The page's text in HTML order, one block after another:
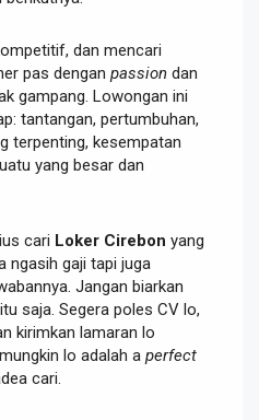
dan mencari
pas dengan passion dan
gampang. Lowongan ini
tantangan, pertumbuhan,
terpenting, kesempatan
yang besar dan
cari Loker Cirebon yang
ngasih gaji tapi juga
Jangan biarkan
saja. Segera poles CV lo,
kirimkan lamaran lo
lo adalah a perfect
cari.